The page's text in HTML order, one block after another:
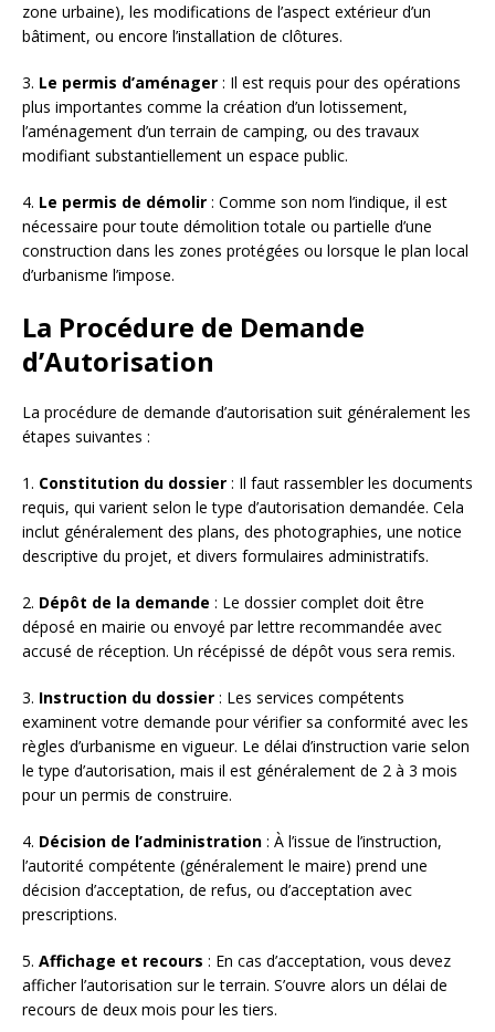
zone urbaine), les modifications de l’aspect extérieur d’un
bâtiment, ou encore l’installation de clôtures.
3. Le permis d’aménager : Il est requis pour des opérations
plus importantes comme la création d’un lotissement,
l’aménagement d’un terrain de camping, ou des travaux
modifiant substantiellement un espace public.
4. Le permis de démolir : Comme son nom l’indique, il est
nécessaire pour toute démolition totale ou partielle d’une
construction dans les zones protégées ou lorsque le plan local
d’urbanisme l’impose.
La Procédure de Demande
d’Autorisation
La procédure de demande d’autorisation suit généralement les
étapes suivantes :
1. Constitution du dossier : Il faut rassembler les documents
requis, qui varient selon le type d’autorisation demandée. Cela
inclut généralement des plans, des photographies, une notice
descriptive du projet, et divers formulaires administratifs.
2. Dépôt de la demande : Le dossier complet doit être
déposé en mairie ou envoyé par lettre recommandée avec
accusé de réception. Un récépissé de dépôt vous sera remis.
3. Instruction du dossier : Les services compétents
examinent votre demande pour vérifier sa conformité avec les
règles d’urbanisme en vigueur. Le délai d’instruction varie selon
le type d’autorisation, mais il est généralement de 2 à 3 mois
pour un permis de construire.
4. Décision de l’administration : À l’issue de l’instruction,
l’autorité compétente (généralement le maire) prend une
décision d’acceptation, de refus, ou d’acceptation avec
prescriptions.
5. Affichage et recours : En cas d’acceptation, vous devez
afficher l’autorisation sur le terrain. S’ouvre alors un délai de
recours de deux mois pour les tiers.